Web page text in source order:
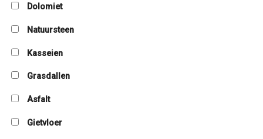
Dolomiet
Natuursteen
Kasseien
Grasdallen
Asfalt
Gietvloer